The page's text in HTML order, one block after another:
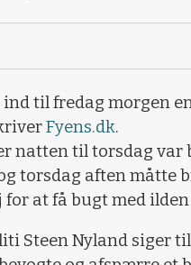
til fredag morgen
Fyens.dk.
natten til torsdag var
torsdag aften måtte
for at få bugt med
Steen Nyland siger